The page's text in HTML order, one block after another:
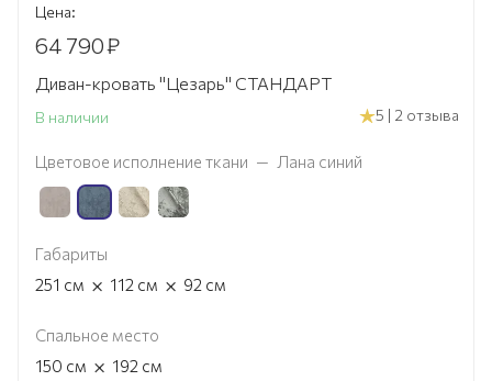
Цена:
64 790₽
Диван-кровать "Цезарь" СТАНДАРТ
В наличии 5 | 2 отзыва
Цветовое исполнение ткани — Лана синий
Габариты
251 см × 112 см × 92 см
Спальное место
150 см × 192 см